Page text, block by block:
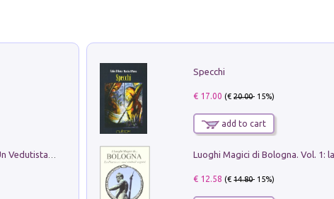
Specchi
€ 17.00 (€20.00- 15%)
add to cart
€ 12.58 (€14.80- 15%)